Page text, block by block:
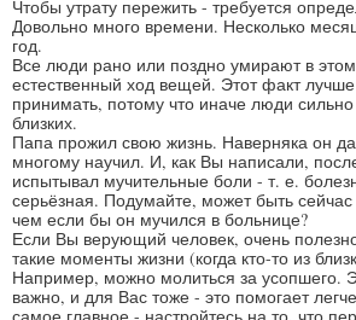
Чтобы утрату пережить - требуется
Довольно много времени. Несколько
год.
Все люди рано или поздно умирают в
естественный ход вещей. Этот факт лучше
принимать, потому что иначе люди
близких.
Папа прожил свою жизнь. Наверняка он
многому научил. И, как Вы написали,
испытывал мучительные боли - т. е.
серьёзная. Подумайте, может быть
чем если бы он мучился в больнице?
Если Вы верующий человек, очень
такие моменты жизни (когда кто-то из
Например, можно молиться за усопшего.
важно, и для Вас тоже - это помогает